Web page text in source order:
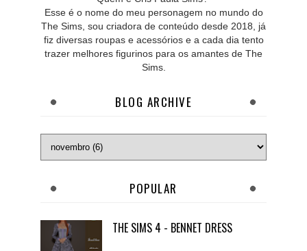
Esse é o nome do meu personagem no mundo do
The Sims, sou criadora de conteúdo desde 2018, já
fiz diversas roupas e acessórios e a cada dia tento
trazer melhores figurinos para os amantes de The
Sims.
BLOG ARCHIVE
POPULAR
THE SIMS 4 - BENNET DRESS